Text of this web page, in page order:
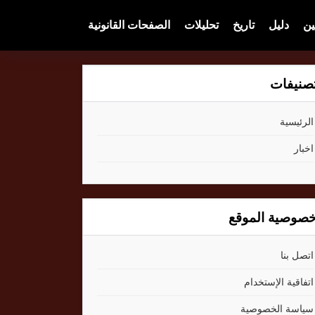
دليل تاريخ تحليلات الصفحات القانونية
الرئيسية
اخبار
الموقع
اتصل بنا
اتفاقية الإستخدام
سياسة الخصوصية